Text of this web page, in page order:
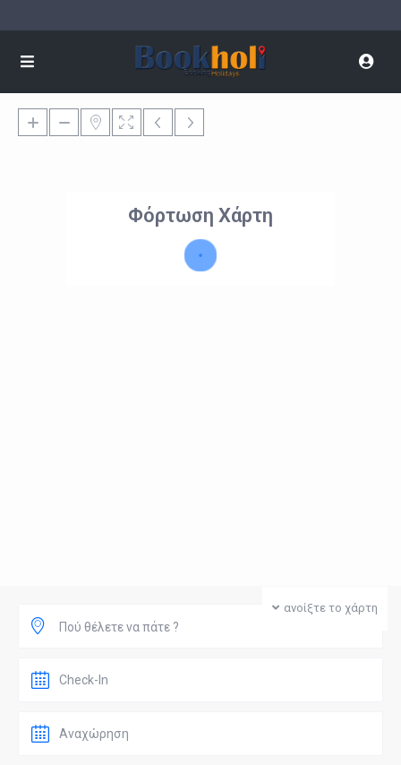
Φόρτωση Χάρτη
ανοίξτε το χάρτη
Πού θέλετε να πάτε ?